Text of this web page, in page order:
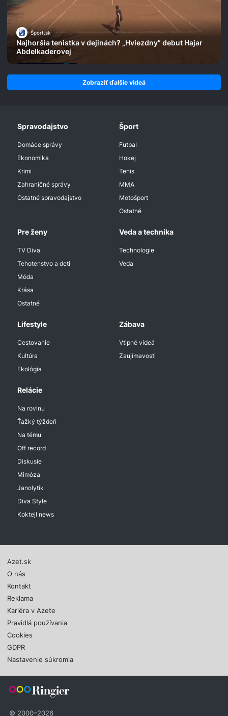
Šport.sk
Najhoršia tenistka v dejinách? „Hviezdny” debut Hajar
Abdelkaderovej
Zobraziť ďalšie videá
Spravodajstvo
Domáce správy
Ekonomika
Krimi
Zahraničné správy
Ostatné spravodajstvo
Šport
Futbal
Hokej
Tenis
MMA
Motošport
Ostatné
Pre ženy
TV Diva
Tehotenstvo a deti
Móda
Krása
Ostatné
Veda a technika
Technologie
Veda
Lifestyle
Cestovanie
Kultúra
Ekológia
Zábava
Vtipné videá
Zaujímavosti
Relácie
Na rovinu
Ťažký týždeň
Na tému
Off record
Diskusie
Mimóza
Janolytik
Diva Style
Koktejl news
Azet.sk
O nás
Kontakt
Reklama
Kariéra v Azete
Pravidlá používania
Cookies
GDPR
Nastavenie súkromia
© 2000–2026